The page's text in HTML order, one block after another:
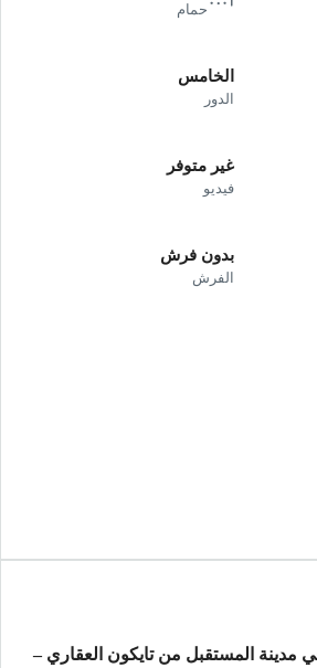
حمام
الخامس
الدور
غير متوفر
فيديو
بدون فرش
الفرش
مدينة المستقبل من تايكون العقاري –